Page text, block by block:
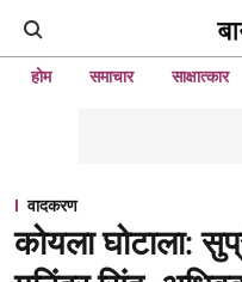
होम समाचार साक्षात्कार
वादकरण
कोयला घोटाला: